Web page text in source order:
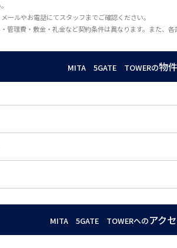
ルやお電話にてスタッフまでご確認ください。
理費・敷金・礼金など契約条件は異なります。また、
MITA 5GATE TOWERの物
MITA 5GATE TOWERへのアク